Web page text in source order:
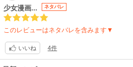
少女漫画... ネタバレ
このレビューはネタバレを含みます▼
いいね 4件